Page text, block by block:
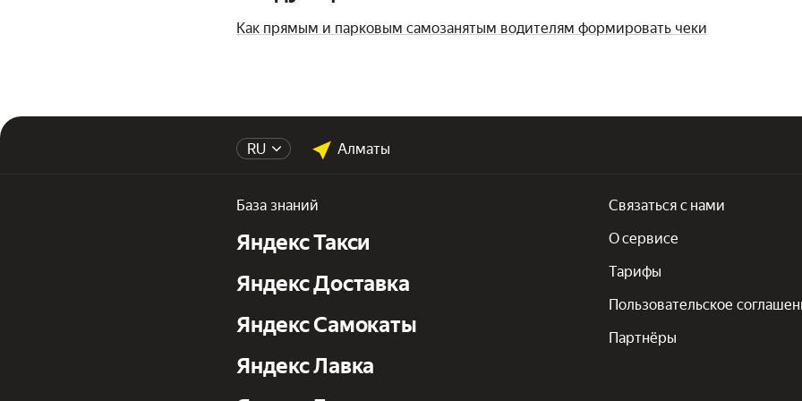
Как прямым и парковым самозанятым водителям формировать чеки
RU Алматы
База знаний
Яндекс Такси
Яндекс Доставка
Яндекс Самокаты
Яндекс Лавка
Связаться с нами
О сервисе
Тарифы
Пользовательское
Партнёры